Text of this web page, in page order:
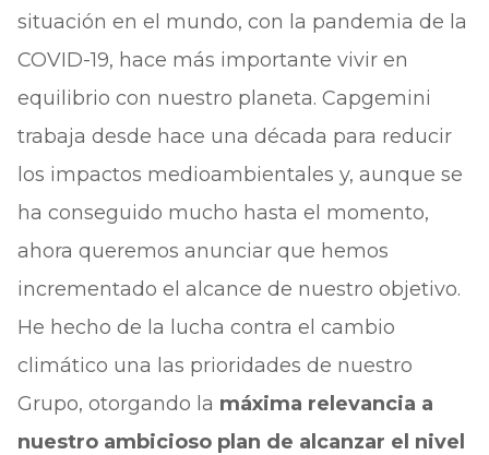
situación en el mundo, con la pandemia de la
COVID-19, hace más importante vivir en
equilibrio con nuestro planeta. Capgemini
trabaja desde hace una década para reducir
los impactos medioambientales y, aunque se
ha conseguido mucho hasta el momento,
ahora queremos anunciar que hemos
incrementado el alcance de nuestro objetivo.
He hecho de la lucha contra el cambio
climático una las prioridades de nuestro
Grupo, otorgando la máxima relevancia a
nuestro ambicioso plan de alcanzar el nivel